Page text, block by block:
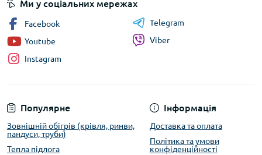
Популярне
Зовнішній обігрів (крівля, ринви,
пандуси, труби)
Тепла підлога
Інформація
Доставка та оплата
Політика та умови
конфіденційності
Ми у соціальних мережах
Facebook
Youtube
Instagram
Telegram
Viber